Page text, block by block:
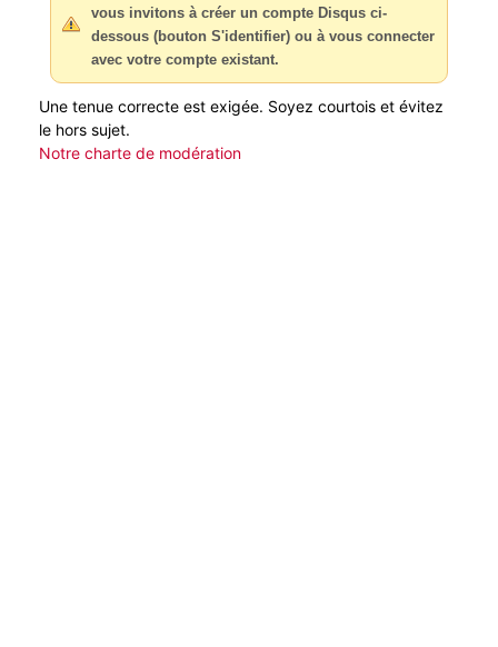
vous invitons à créer un compte Disqus ci-
dessous (bouton S'identifier) ou à vous connecter
avec votre compte existant.
Une tenue correcte est exigée. Soyez courtois et évitez
le hors sujet.
Notre charte de modération